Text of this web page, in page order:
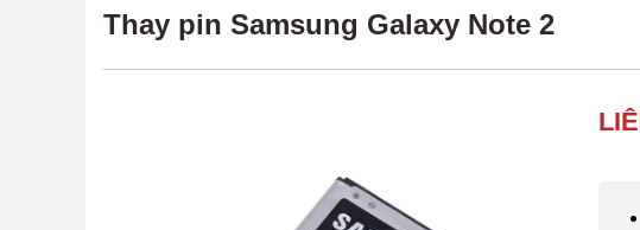
Thay pin Samsung Galaxy Note 2